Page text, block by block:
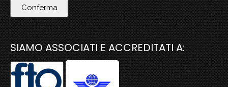
Conferma
SIAMO ASSOCIATI E ACCREDITATI A: